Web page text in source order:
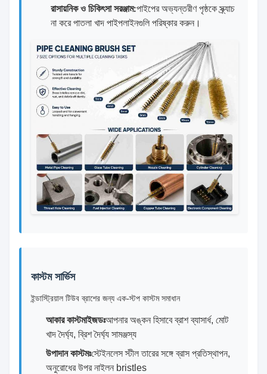
রাসায়নিক ও চিকিৎসা সরঞ্জাম:পাইপের অভ্যন্তরীণ পৃষ্ঠকে স্ক্র্যাচ
না করে পাতলা খাদ পাইপলাইনগুলি পরিষ্কার করুন।
কাস্টম সার্ভিস
ইন্ডাস্ট্রিয়াল টিউব ব্রাশের জন্য এক-স্টপ কাস্টম সমাধান
আকার কাস্টমাইজডঃআপনার অঙ্কন হিসাবে ব্রাশ ব্যাসার্ধ, মোট
খাদ দৈর্ঘ্য, ব্রিশ দৈর্ঘ্য সামঞ্জস্য
উপাদান কাস্টমঃস্টেইনলেস স্টীল তারের সঙ্গে ব্রাস প্রতিস্থাপন,
অনুরোধের উপর নাইলন bristles